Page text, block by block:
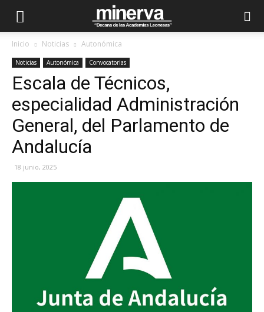
Inicio Noticias Autonómica
Noticias Autonómica Convocatorias
Escala de Técnicos,
especialidad Administración
General, del Parlamento de
Andalucía
18 junio, 2025